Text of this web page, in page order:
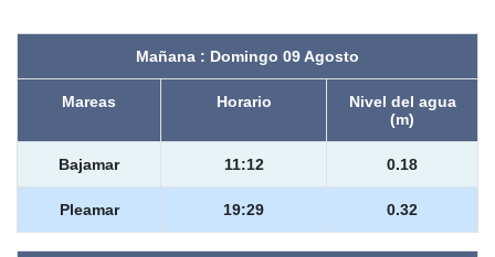
Mañana : Domingo 09 Agosto
Mareas Horario
Nivel del agua
(m)
Bajamar 11:12 0.18
Pleamar 19:29 0.32